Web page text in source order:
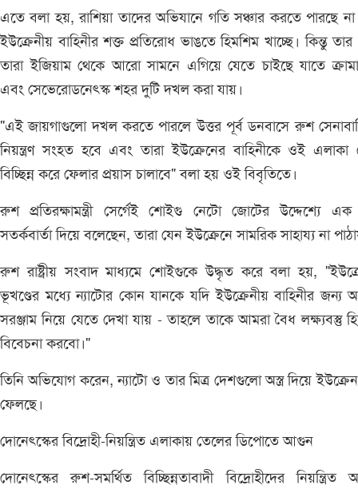
এতে বলা হয়, রাশিয়া তাদের অভিযানে গতি সঞ্চার করতে পারছে
ইউক্রেনীয় বাহিনীর শক্ত প্রতিরোধ ভাঙতে হিমশিম খাচ্ছে। কিন্তু
তারা ইজিয়াম থেকে আরো সামনে এগিয়ে যেতে চাইছে যাতে
এবং সেভেরোডনেৎস্ক শহর দুটি দখল করা যায়।
"এই জায়গাগুলো দখল করতে পারলে উত্তর পূর্ব ডনবাসে রুশ
নিয়ন্ত্রণ সংহত হবে এবং তারা ইউক্রেনের বাহিনীকে ওই এলাকা
বিচ্ছিন্ন করে ফেলার প্রয়াস চালাবে" বলা হয় ওই বিবৃতিতে।
রুশ প্রতিরক্ষামন্ত্রী সের্গেই শোইগু নেটো জোটের উদ্দেশ্যে
সতর্কবার্তা দিয়ে বলেছেন, তারা যেন ইউক্রেনে সামরিক সাহায্য না
রুশ রাষ্ট্রীয় সংবাদ মাধ্যমে শোইগুকে উদ্ধৃত করে বলা হয়,
ভূখণ্ডের মধ্যে ন্যাটোর কোন যানকে যদি ইউক্রেনীয় বাহিনীর জন্য
সরঞ্জাম নিয়ে যেতে দেখা যায় - তাহলে তাকে আমরা বৈধ লক্ষ্যবস্তু
বিবেচনা করবো।"
তিনি অভিযোগ করেন, ন্যাটো ও তার মিত্র দেশগুলো অস্ত্র দিয়ে
ফেলছে।
দোনেৎস্কের বিদ্রোহী-নিয়ন্ত্রিত এলাকায় তেলের ডিপোতে আগুন
দোনেৎস্কের রুশ-সমর্থিত বিচ্ছিন্নতাবাদী বিদ্রোহীদের নিয়ন্ত্রিত